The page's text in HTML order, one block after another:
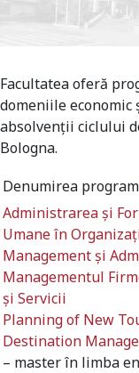
Facultatea oferă
domeniile
absolvenții ciclului
Bologna.
Denumirea
Administrarea și
Umane în
Management și
Managementul
și Servicii
Planning of New
Destination
– master în limba